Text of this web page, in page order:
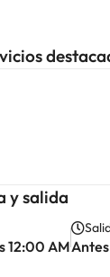
y salida
12:00 AM